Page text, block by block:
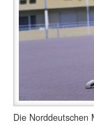
Die Norddeutschen